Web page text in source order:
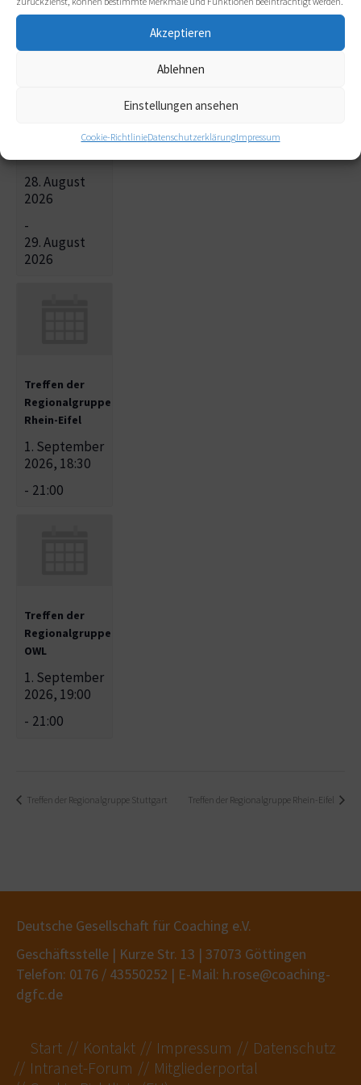
Akzeptieren
Ablehnen
Einstellungen ansehen
Cookie-RichtlinieDatenschutzerklärungImpressum
Nord in Hamburg-
28. August
2026
-
29. August
2026
Treffen der
Regionalgruppe
Rhein-Eifel
1. September
2026, 18:30
- 21:00
Treffen der
Regionalgruppe
OWL
1. September
2026, 19:00
- 21:00
Treffen der Regionalgruppe Stuttgart Treffen der Regionalgruppe Rhein-Eifel
Deutsche Gesellschaft für Coaching e.V.
Geschäftsstelle | Kurze Str. 13 | 37073 Göttingen
Telefon: 0176 / 43550252 | E-Mail: h.rose@coaching-
dgfc.de
Start Kontakt Impressum
Datenschutz
Intranet-Forum
Mitgliederportal